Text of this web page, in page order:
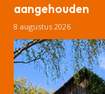
aangehouden
8 augustus 2026